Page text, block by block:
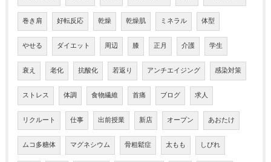
巻き肩 好転反応 乾燥 乾燥肌 ミネラル 体型
やせる ダイエット 周辺 膝 正月 介護 学生
衰え 老化 抗酸化 若返り アンチエイジング 感染対策
ストレス 体調 食物繊維 首痛 ブログ 求人
リクルート 仕事 出前授業 新店 オープン あおたけ
ムコ多糖体 マグネシウム 骨粗鬆症 太もも しびれ